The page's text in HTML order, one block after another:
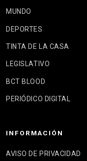
MUNDO
DEPORTES
TINTA DE LA CASA
LEGISLATIVO
BCT BLOOD
PERIÓDICO DIGITAL
INFORMACIÓN
AVISO DE PRIVACIDAD